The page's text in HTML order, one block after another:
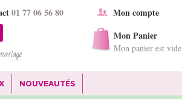
01 77 06 56 80
Mon compte
Mon Panier
Mon panier est vide
NOUVEAUTÉS